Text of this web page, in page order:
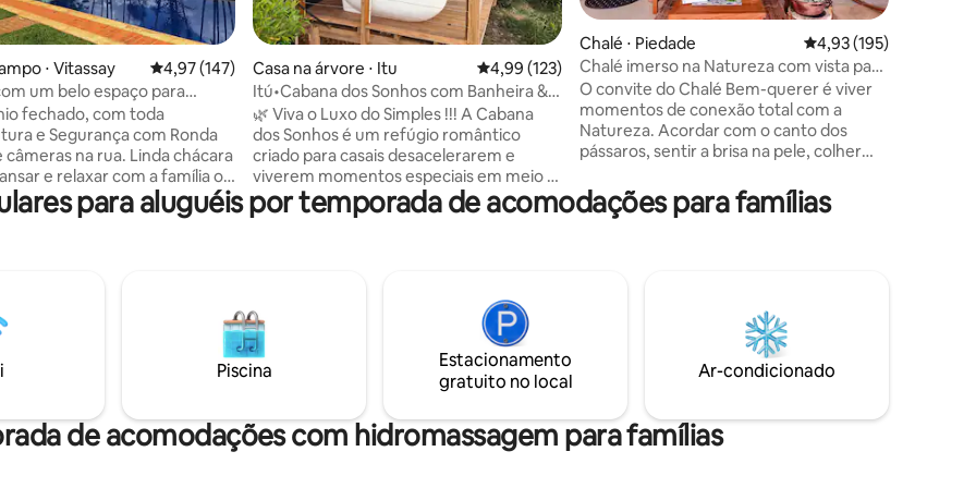
de 5, 188 avaliações
⋅ Vitassay 4,97 de uma avaliação média de 5, 147 avaliações
4,97 (147)
um belo espaço para
lazer
fechado, com toda
e Segurança com Ronda
na rua. Linda chácara
e relaxar com a família ou
para fugir da correria
cidades, fazer um
chácara. A 3 km do centro da
tem comércio, mercados,
DÚVIDAS
Casa na árvore ⋅ Itu 4,99 de uma avaliação média de 5, 123 avaliações
4,99 (123)
Itú•Cabana dos Sonhos com Banheira &
Vista Única!
🌿 Viva o Luxo do Simples !!! A Cabana
dos Sonhos é um refúgio romântico
criado para casais desacelerarem e
viverem momentos especiais em meio à
natureza. Em uma área de 80.000 m²,
oferece cama Emma Queen Size, sala
vista e na banheira de imersão no deck. À
noite, aprecie as estrelas, a lua e a
fogueira em clima romântico.Paz,
conforto e amor em meio ao verde.🌲
Viva essa experiência⭐️
Chalé ⋅ Piedade 4,93 de uma avaliação
4,93 (195)
Chalé imerso na Natureza com vista para
a Mata
O convite do Chalé Bem-querer é viver
momentos de conexão total com a
Natureza. Acordar com o canto dos
pássaros, sentir a brisa na pele, colher
grama, curtir uma fogueira sob o céu
estrelado. • Atividades ao ar livre |
Farm office | Wi-Fi exclusivo e espaço
adequado • Churrasqueira e lareira eco.
para aluguéis por temporada de acomodações para famílias
Piscina
Estacionamento
gratuito no local
Ar-condicionado
de acomodações com hidromassagem para famílias